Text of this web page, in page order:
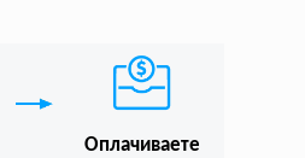
Оплачиваете